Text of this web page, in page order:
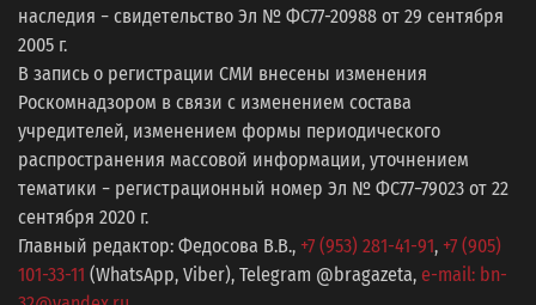
наследия − свидетельство Эл № ФС77-20988 от 29 сентября
2005 г.
В запись о регистрации СМИ внесены изменения
Роскомнадзором в связи с изменением состава
учредителей, изменением формы периодического
распространения массовой информации, уточнением
тематики − регистрационный номер Эл № ФС77−79023 от 22
сентября 2020 г.
Главный редактор: Федосова В.В., +7 (953) 281-41-91, +7 (905)
101-33-11 (WhatsApp, Viber), Telegram @bragazeta, e-mail: bn-